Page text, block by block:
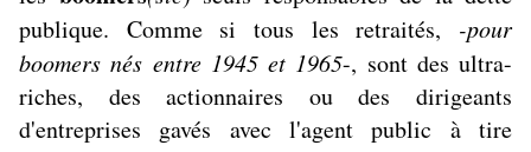
publique. Comme si tous les retraités, -pour
boomers nés entre 1945 et 1965-, sont des ultra-
riches, des actionnaires ou des dirigeants
d'entreprises gavés avec l'agent public à tire